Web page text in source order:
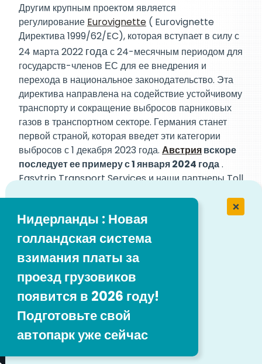
Нидерланды : Новая
голландская система
взимания платы за
проезд грузовиков
появится в 2026 году!
Подготовьте свой
автопарк уже сейчас
Другим крупным проектом является
регулирование Eurovignette ( Eurovignette
Директива 1999/62/EC), которая вступает в силу с
24 марта 2022 годас 24-месячным периодом для
государств-членов ЕС для ее внедрения и
перехода в национальное законодательство. Эта
директива направлена на содействие устойчивому
транспорту и сокращение выбросов парниковых
газов в транспортном секторе. Германия станет
первой страной, которая введет эти категории
выбросов с 1 декабря 2023 года. Австриявскоре
последует ее примеру с 1 января 2024 года.
Easytrip Transport Services и наши партнеры Toll
Наша команда будет поддерживать наших
клиентов в ходе этих изменений.
Используя эти экологичные решения, мы
будущее для транспортной отрасли, а также
повысить экономическую эффективность для
наших клиентов.
Заполните форму и узнайте, как вы